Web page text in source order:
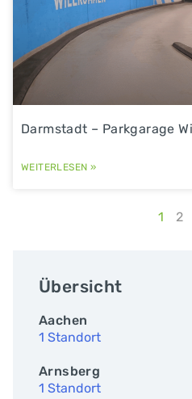
Darmstadt – Parkgarage
WEITERLESEN »
1 2
Übersicht
Aachen
1 Standort
Arnsberg
1 Standort